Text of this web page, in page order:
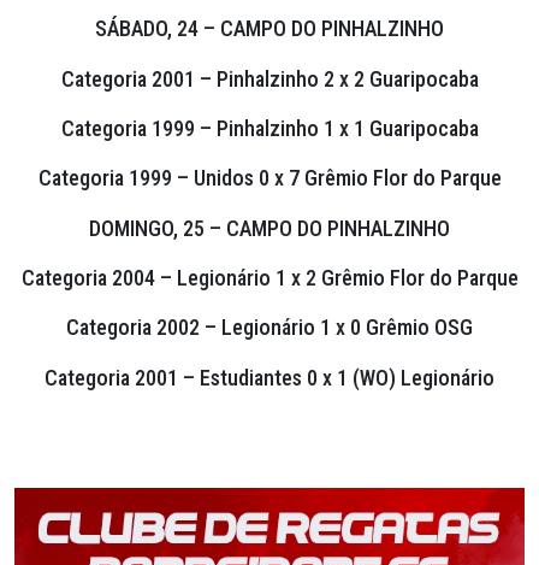
SÁBADO, 24 – CAMPO DO PINHALZINHO
Categoria 2001 – Pinhalzinho 2 x 2 Guaripocaba
Categoria 1999 – Pinhalzinho 1 x 1 Guaripocaba
Categoria 1999 – Unidos 0 x 7 Grêmio Flor do Parque
DOMINGO, 25 – CAMPO DO PINHALZINHO
Categoria 2004 – Legionário 1 x 2 Grêmio Flor do Parque
Categoria 2002 – Legionário 1 x 0 Grêmio OSG
Categoria 2001 – Estudiantes 0 x 1 (WO) Legionário